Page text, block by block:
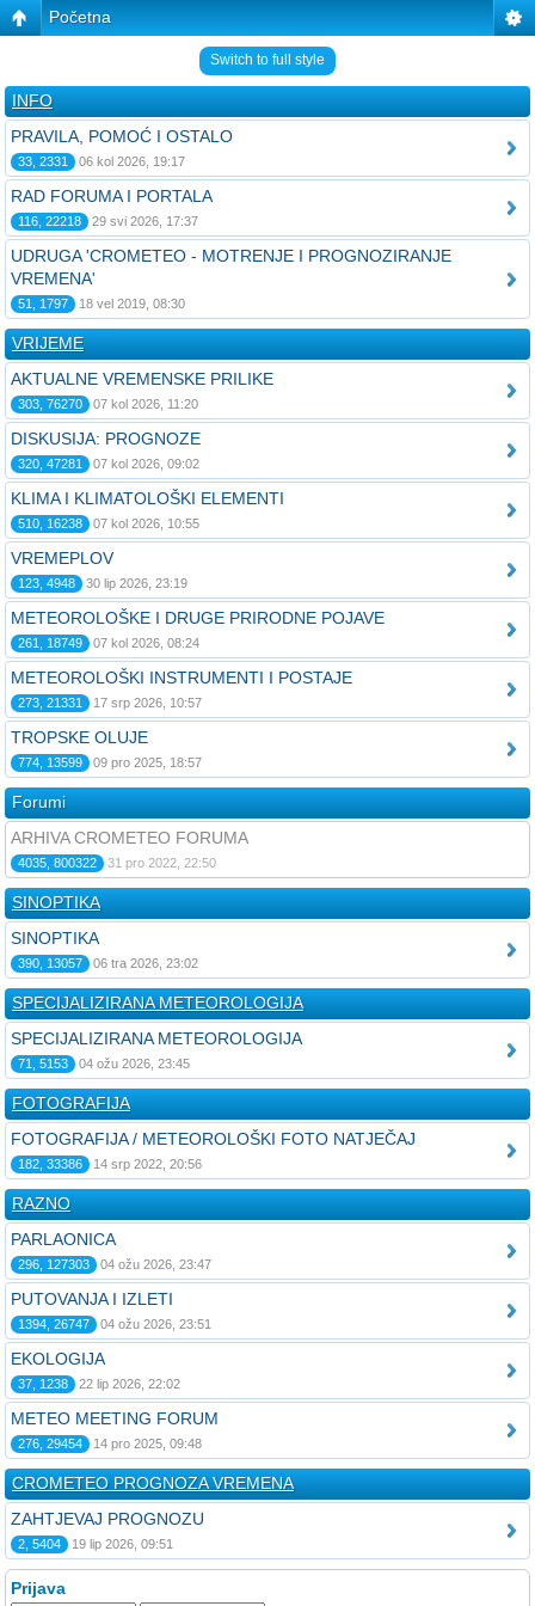
Početna
Switch to full style
INFO
PRAVILA, POMOĆ I OSTALO
33, 2331 06 kol 2026, 19:17
RAD FORUMA I PORTALA
116, 22218 29 svi 2026, 17:37
UDRUGA 'CROMETEO - MOTRENJE I PROGNOZIRANJE
VREMENA'
51, 1797 18 vel 2019, 08:30
VRIJEME
AKTUALNE VREMENSKE PRILIKE
303, 76270 07 kol 2026, 11:20
DISKUSIJA: PROGNOZE
320, 47281 07 kol 2026, 09:02
KLIMA I KLIMATOLOŠKI ELEMENTI
510, 16238 07 kol 2026, 10:55
VREMEPLOV
123, 4948 30 lip 2026, 23:19
METEOROLOŠKE I DRUGE PRIRODNE POJAVE
261, 18749 07 kol 2026, 08:24
METEOROLOŠKI INSTRUMENTI I POSTAJE
273, 21331 17 srp 2026, 10:57
TROPSKE OLUJE
774, 13599 09 pro 2025, 18:57
Forumi
ARHIVA CROMETEO FORUMA
4035, 800322 31 pro 2022, 22:50
SINOPTIKA
SINOPTIKA
390, 13057 06 tra 2026, 23:02
SPECIJALIZIRANA METEOROLOGIJA
SPECIJALIZIRANA METEOROLOGIJA
71, 5153 04 ožu 2026, 23:45
FOTOGRAFIJA
FOTOGRAFIJA / METEOROLOŠKI FOTO NATJEČAJ
182, 33386 14 srp 2022, 20:56
RAZNO
PARLAONICA
296, 127303 04 ožu 2026, 23:47
PUTOVANJA I IZLETI
1394, 26747 04 ožu 2026, 23:51
EKOLOGIJA
37, 1238 22 lip 2026, 22:02
METEO MEETING FORUM
276, 29454 14 pro 2025, 09:48
CROMETEO PROGNOZA VREMENA
ZAHTJEVAJ PROGNOZU
2, 5404 19 lip 2026, 09:51
Prijava